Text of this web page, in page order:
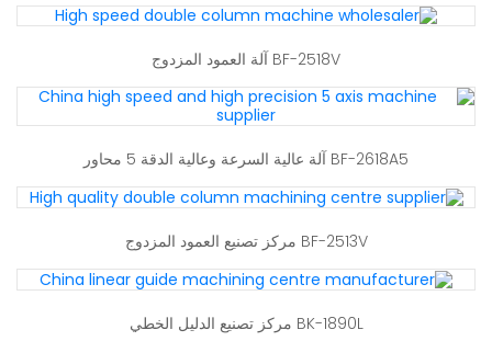
BF-2518V آلة العمود المزدوج
BF-2618A5 آلة عالية السرعة وعالية الدقة 5 محاور
BF-2513V مركز تصنيع العمود المزدوج
BK-1890L مركز تصنيع الدليل الخطي